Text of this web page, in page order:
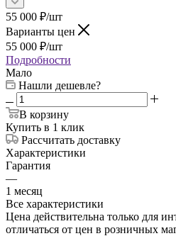
55 000 ₽/шт
Варианты цен
55 000 ₽/шт
Подробности
Мало
Нашли дешевле?
В корзину
Купить в 1 клик
Рассчитать доставку
Характеристики
Гарантия
—
1 месяц
Все характеристики
Цена действительна только для
отличаться от цен в розничных